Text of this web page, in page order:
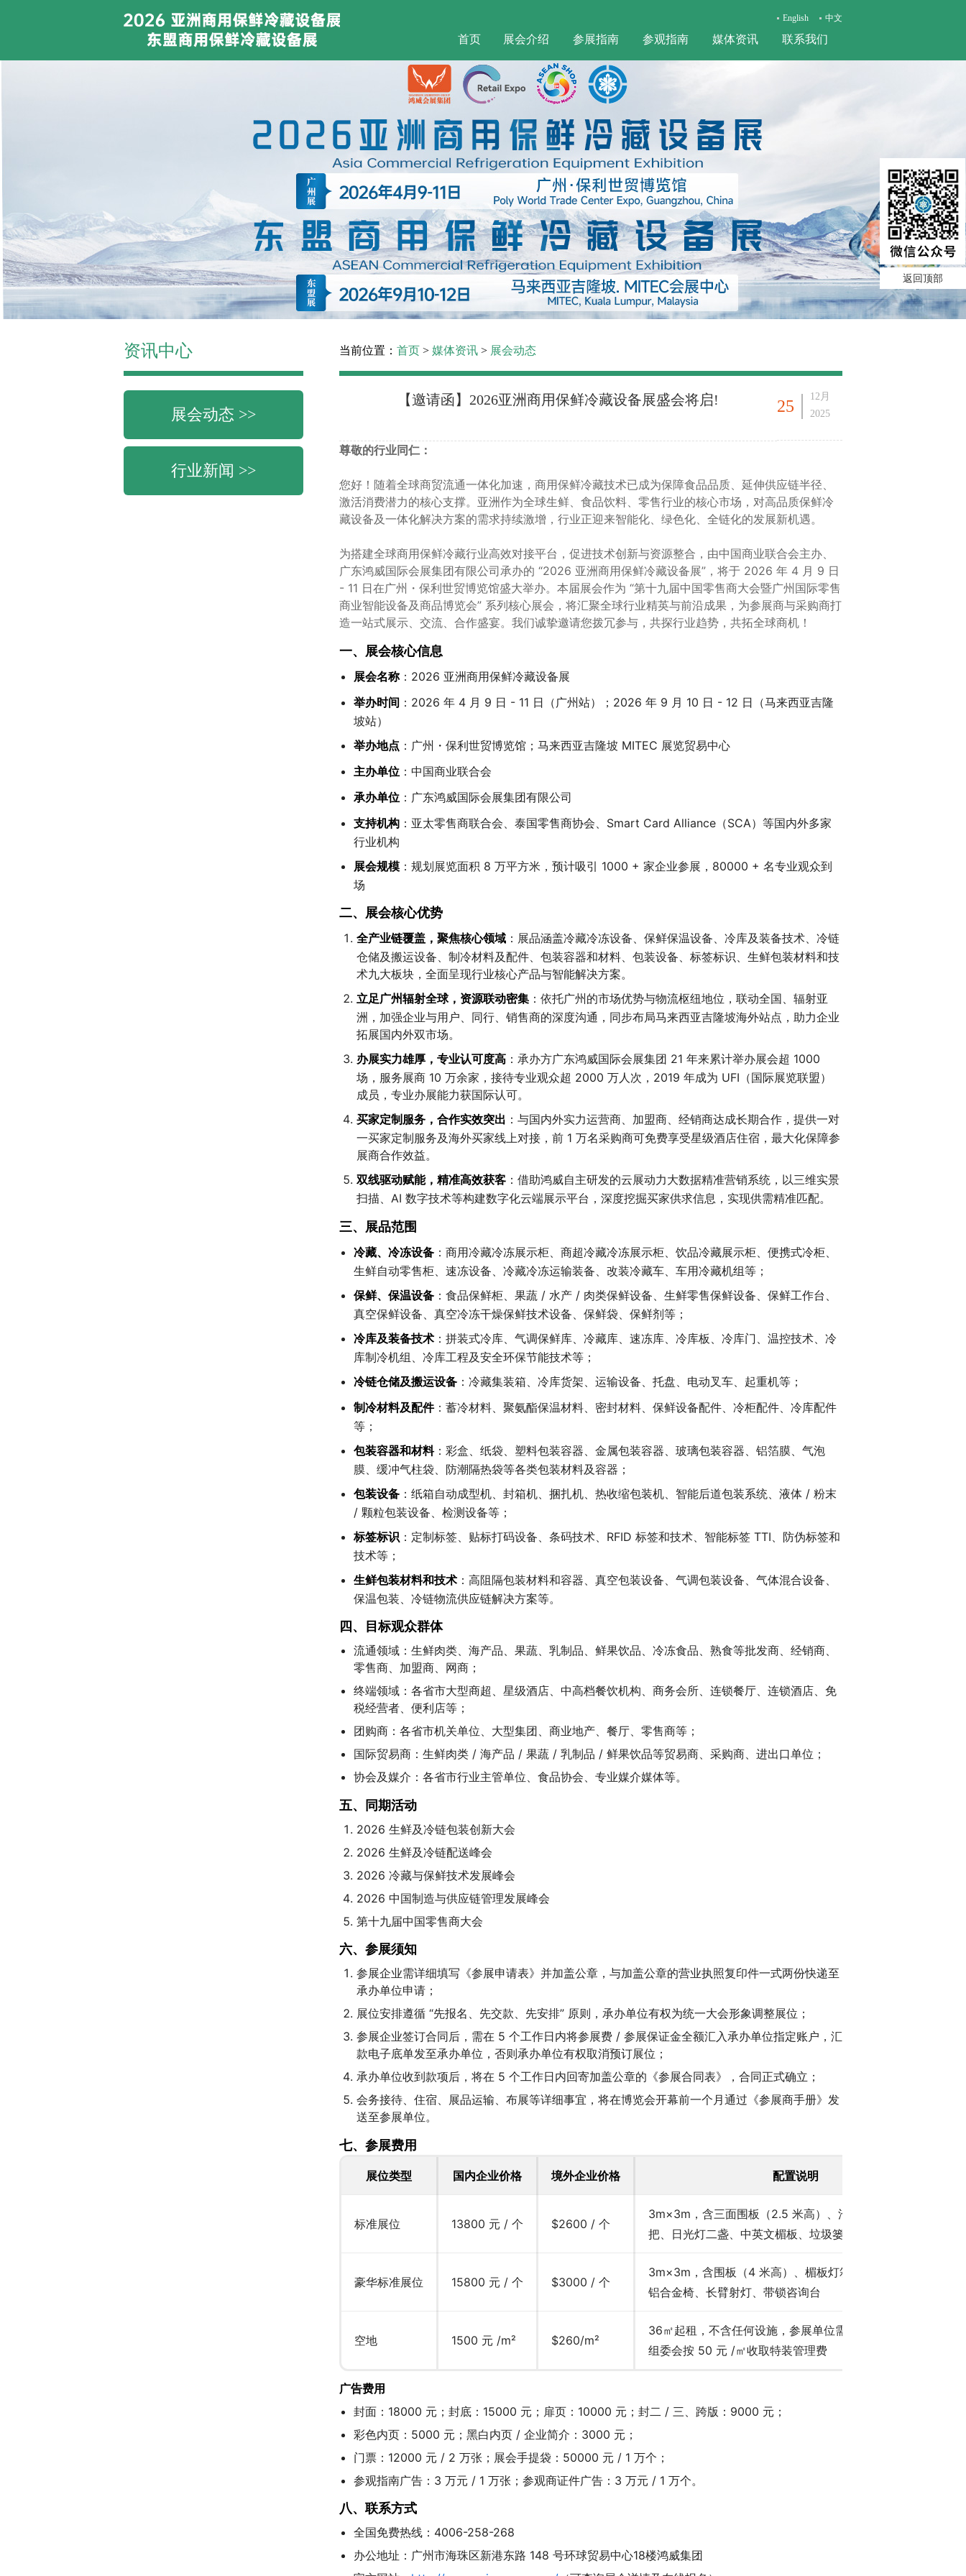
English 中文
首页 展会介绍 参展指南 参观指南 媒体资讯 联系我们
返回顶部
资讯中心
展会动态 >>
行业新闻 >>
当前位置： 首页 > 媒体资讯 > 展会动态
【邀请函】2026亚洲商用保鲜冷藏设备展盛会将启! 25
12月
2025
尊敬的行业同仁：
您好！随着全球商贸流通一体化加速，商用保鲜冷藏技术已成为保障食品品质、延伸供应链半径、
激活消费潜力的核心支撑。亚洲作为全球生鲜、食品饮料、零售行业的核心市场，对高品质保鲜冷
藏设备及一体化解决方案的需求持续激增，行业正迎来智能化、绿色化、全链化的发展新机遇。
为搭建全球商用保鲜冷藏行业高效对接平台，促进技术创新与资源整合，由中国商业联合会主办、
广东鸿威国际会展集团有限公司承办的 “2026 亚洲商用保鲜冷藏设备展”，将于 2026 年 4 月 9 日
- 11 日在广州・保利世贸博览馆盛大举办。本届展会作为 “第十九届中国零售商大会暨广州国际零售
商业智能设备及商品博览会” 系列核心展会，将汇聚全球行业精英与前沿成果，为参展商与采购商打
造一站式展示、交流、合作盛宴。我们诚挚邀请您拨冗参与，共探行业趋势，共拓全球商机！
一、展会核心信息
展会名称：2026 亚洲商用保鲜冷藏设备展
举办时间 ：2026 年 4 月 9 日 - 11 日（广州站）；2026 年 9 月 10 日 - 12 日（马来西亚吉隆
坡站）
举办地点 ：广州・保利世贸博览馆；马来西亚吉隆坡 MITEC 展览贸易中心
主办单位 ：中国商业联合会
承办单位 ：广东鸿威国际会展集团有限公司
支持机构 ：亚太零售商联合会、泰国零售商协会、Smart Card Alliance（SCA）等国内外多家
行业机构
展会规模 ：规划展览面积 8 万平方米，预计吸引 1000 + 家企业参展，80000 + 名专业观众到
场
二、展会核心优势
全产业链覆盖，聚焦核心领域 ：展品涵盖冷藏冷冻设备、保鲜保温设备、冷库及装备技术、冷链
仓储及搬运设备、制冷材料及配件、包装容器和材料、包装设备、标签标识、生鲜包装材料和技
术九大板块，全面呈现行业核心产品与智能解决方案。
立足广州辐射全球，资源联动密集 ：依托广州的市场优势与物流枢纽地位，联动全国、辐射亚
洲，加强企业与用户、同行、销售商的深度沟通，同步布局马来西亚吉隆坡海外站点，助力企业
拓展国内外双市场。
办展实力雄厚，专业认可度高 ：承办方广东鸿威国际会展集团 21 年来累计举办展会超 1000
场，服务展商 10 万余家，接待专业观众超 2000 万人次，2019 年成为 UFI（国际展览联盟）
成员，专业办展能力获国际认可。
买家定制服务，合作实效突出 ：与国内外实力运营商、加盟商、经销商达成长期合作，提供一对
一买家定制服务及海外买家线上对接，前 1 万名采购商可免费享受星级酒店住宿，最大化保障参
展商合作效益。
双线驱动赋能，精准高效获客 ：借助鸿威自主研发的云展动力大数据精准营销系统，以三维实景
扫描、AI 数字技术等构建数字化云端展示平台，深度挖掘买家供求信息，实现供需精准匹配。
三、展品范围
冷藏、冷冻设备 ：商用冷藏冷冻展示柜、商超冷藏冷冻展示柜、饮品冷藏展示柜、便携式冷柜、
生鲜自动零售柜、速冻设备、冷藏冷冻运输装备、改装冷藏车、车用冷藏机组等；
保鲜、保温设备 ：食品保鲜柜、果蔬 / 水产 / 肉类保鲜设备、生鲜零售保鲜设备、保鲜工作台、
真空保鲜设备、真空冷冻干燥保鲜技术设备、保鲜袋、保鲜剂等；
冷库及装备技术 ：拼装式冷库、气调保鲜库、冷藏库、速冻库、冷库板、冷库门、温控技术、冷
库制冷机组、冷库工程及安全环保节能技术等；
冷链仓储及搬运设备 ：冷藏集装箱、冷库货架、运输设备、托盘、电动叉车、起重机等；
制冷材料及配件：蓄冷材料、聚氨酯保温材料、密封材料、保鲜设备配件、冷柜配件、冷库配件
等；
包装容器和材料：彩盒、纸袋、塑料包装容器、金属包装容器、玻璃包装容器、铝箔膜、气泡
膜、缓冲气柱袋、防潮隔热袋等各类包装材料及容器；
包装设备 ：纸箱自动成型机、封箱机、捆扎机、热收缩包装机、智能后道包装系统、液体 / 粉末
/ 颗粒包装设备、检测设备等；
标签标识 ：定制标签、贴标打码设备、条码技术、RFID 标签和技术、智能标签 TTI、防伪标签和
技术等；
生鲜包装材料和技术 ：高阻隔包装材料和容器、真空包装设备、气调包装设备、气体混合设备、
保温包装、冷链物流供应链解决方案等。
四、目标观众群体
流通领域：生鲜肉类、海产品、果蔬、乳制品、鲜果饮品、冷冻食品、熟食等批发商、经销商、
零售商、加盟商、网商；
终端领域：各省市大型商超、星级酒店、中高档餐饮机构、商务会所、连锁餐厅、连锁酒店、免
税经营者、便利店等；
团购商：各省市机关单位、大型集团、商业地产、餐厅、零售商等；
国际贸易商：生鲜肉类 / 海产品 / 果蔬 / 乳制品 / 鲜果饮品等贸易商、采购商、进出口单位；
协会及媒介：各省市行业主管单位、食品协会、专业媒介媒体等。
五、同期活动
2026 生鲜及冷链包装创新大会
2026 生鲜及冷链配送峰会
2026 冷藏与保鲜技术发展峰会
2026 中国制造与供应链管理发展峰会
第十九届中国零售商大会
六、参展须知
参展企业需详细填写《参展申请表》并加盖公章，与加盖公章的营业执照复印件一式两份快递至
承办单位申请；
展位安排遵循 “先报名、先交款、先安排” 原则，承办单位有权为统一大会形象调整展位；
参展企业签订合同后，需在 5 个工作日内将参展费 / 参展保证金全额汇入承办单位指定账户，汇
款电子底单发至承办单位，否则承办单位有权取消预订展位；
承办单位收到款项后，将在 5 个工作日内回寄加盖公章的《参展合同表》，合同正式确立；
会务接待、住宿、展品运输、布展等详细事宜，将在博览会开幕前一个月通过《参展商手册》发
送至参展单位。
七、参展费用
展位类型 国内企业价格 境外企业价格 配置说明
标准展位 13800 元 / 个 $2600 / 个
3m×3m，含三面围板（2.5 米高）、洽谈台一张、折椅二
把、日光灯二盏、中英文楣板、垃圾篓、地毯
豪华标准展位 15800 元 / 个 $3000 / 个
3m×3m，含围板（4 米高）、楣板灯箱喷制、玻璃圆桌、
铝合金椅、长臂射灯、带锁咨询台
空地 1500 元 /m² $260/m²
36㎡起租，不含任何设施，参展单位需自行设计、装修，
组委会按 50 元 /㎡收取特装管理费
广告费用
封面：18000 元；封底：15000 元；扉页：10000 元；封二 / 三、跨版：9000 元；
彩色内页：5000 元；黑白内页 / 企业简介：3000 元；
门票：12000 元 / 2 万张；展会手提袋：50000 元 / 1 万个；
参观指南广告：3 万元 / 1 万张；参观商证件广告：3 万元 / 1 万个。
八、联系方式
全国免费热线：4006-258-268
办公地址：广州市海珠区新港东路 148 号环球贸易中心18楼鸿威集团